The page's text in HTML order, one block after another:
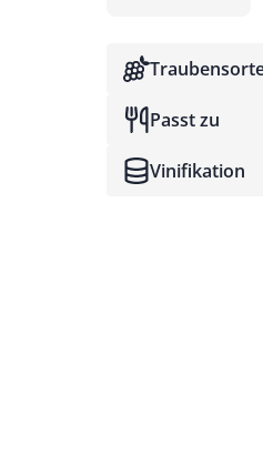
Passt zu
Vinifikation